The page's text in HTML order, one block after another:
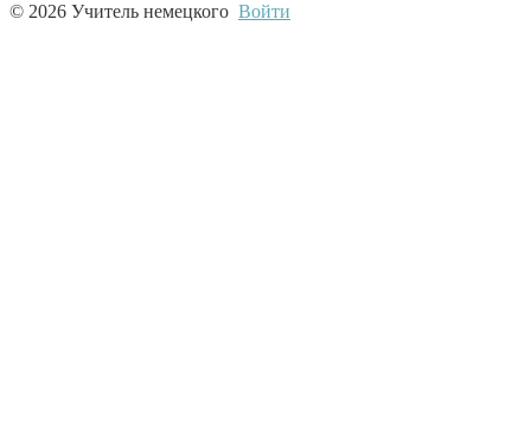
© 2026 Учитель немецкого Войти